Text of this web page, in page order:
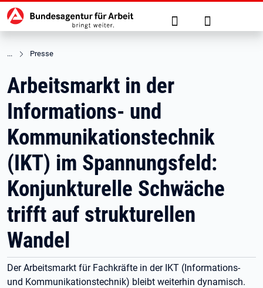
zu den Hauptinhalten springen
Hauptnavigation Suche Anmelden
Presse
Arbeitsmarkt in der
Informations- und
Kommunikationstechnik
(IKT) im Spannungsfeld:
Konjunkturelle Schwäche
trifft auf strukturellen
Wandel
Der Arbeitsmarkt für Fachkräfte in der IKT (Informations-
und Kommunikationstechnik) bleibt weiterhin dynamisch.